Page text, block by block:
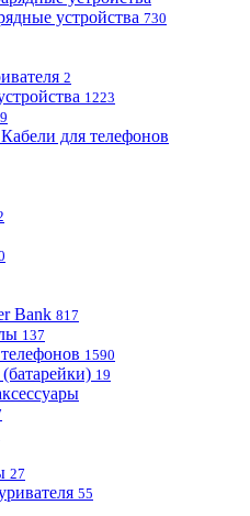
устройства 730
2
1223
Кабели для телефонов
Bank 817
137
1590
19
27
55